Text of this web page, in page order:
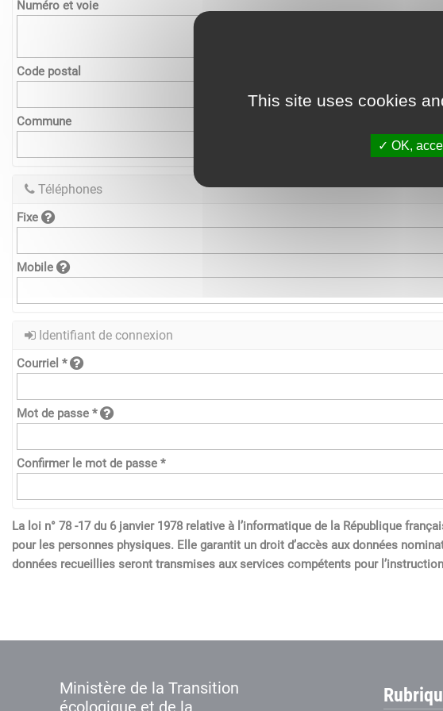
This site uses cookies
OK,
Numéro et voie
Code postal
Commune
Téléphones
Fixe
Mobile
Identifiant de connexion
Courriel *
Mot de passe *
Confirmer le mot de passe *
La loi n° 78 -17 du 6 janvier 1978 relative à l’informatique de la République
pour les personnes physiques. Elle garantit un droit d’accès aux données
données recueillies seront transmises aux services compétents pour
Ministère de la Transition
écologique et de la